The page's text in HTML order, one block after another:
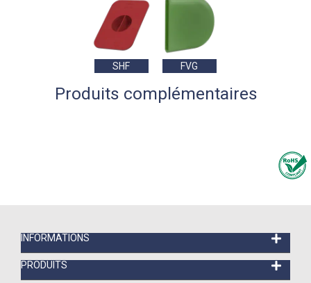
SHF FVG
Produits complémentaires
INFORMATIONS
PRODUITS